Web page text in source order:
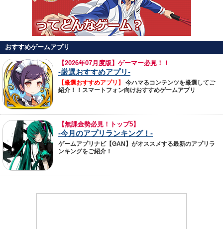
おすすめゲームアプリ
【2026年07月度版】ゲーマー必見！！
-厳選おすすめアプリ-
【厳選おすすめアプリ】
今ハマるコンテンツを厳選してご
紹介！！スマートフォン向けおすすめゲームアプリ
【無課金勢必見！トップ5】
-今月のアプリランキング！-
ゲームアプリナビ【GAN】がオススメする最新のアプリラ
ンキングをご紹介！